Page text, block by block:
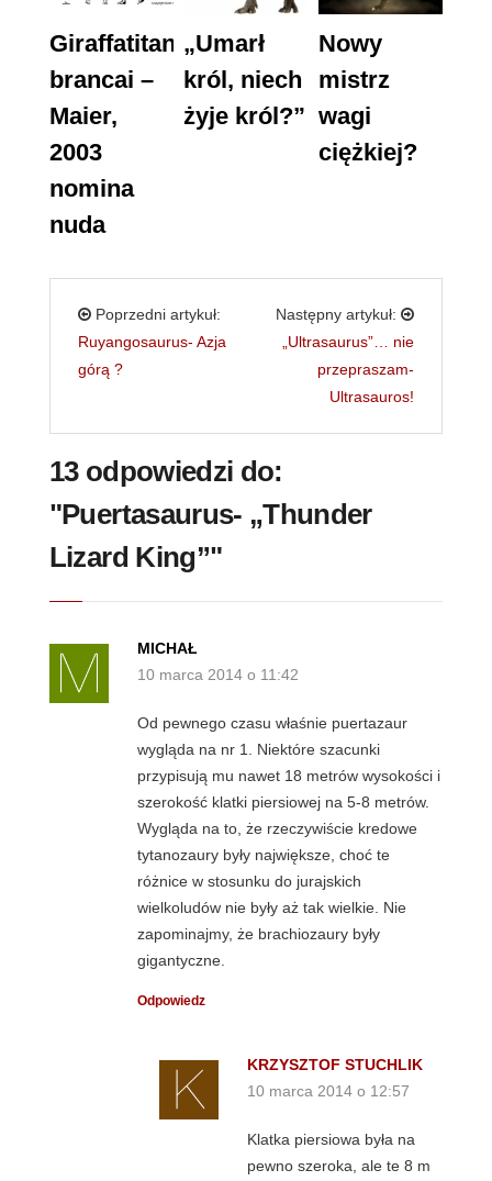
Giraffatitan
brancai –
Maier,
2003
nomina
nuda
„Umarł
król, niech
żyje król?”
Nowy
mistrz
wagi
ciężkiej?
Poprzedni artykuł:
Ruyangosaurus- Azja
górą ?
Następny artykuł:
„Ultrasaurus”… nie
przepraszam-
Ultrasauros!
13 odpowiedzi do:
"Puertasaurus- „Thunder
Lizard King”"
MICHAŁ
10 marca 2014 o 11:42
Od pewnego czasu właśnie puertazaur
wygląda na nr 1. Niektóre szacunki
przypisują mu nawet 18 metrów wysokości i
szerokość klatki piersiowej na 5-8 metrów.
Wygląda na to, że rzeczywiście kredowe
tytanozaury były największe, choć te
różnice w stosunku do jurajskich
wielkoludów nie były aż tak wielkie. Nie
zapominajmy, że brachiozaury były
gigantyczne.
Odpowiedz
KRZYSZTOF STUCHLIK
10 marca 2014 o 12:57
Klatka piersiowa była na
pewno szeroka, ale te 8 m